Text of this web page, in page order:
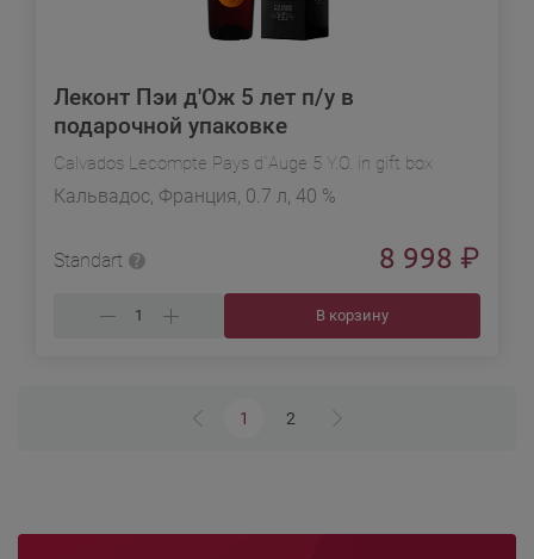
Леконт Пэи д'Ож 5 лет п/у в
подарочной упаковке
Calvados Lecompte Pays d`Auge 5 Y.O. in gift box
Кальвадос, Франция, 0.7 л, 40 %
Standart 8 998 ₽
В корзину
1 2